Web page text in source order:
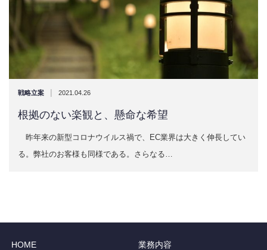
戦略立案 | 2021.04.26
根拠のない楽観と、懸命な希望
昨年来の新型コロナウイルス禍で、EC業界は大きく伸長してい
る。弊社のお客様も同様である。さらなる…
HOME 業務内容